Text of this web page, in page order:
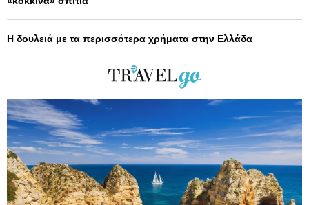
Η δουλειά με τα περισσότερα χρήματα στην Ελλάδα